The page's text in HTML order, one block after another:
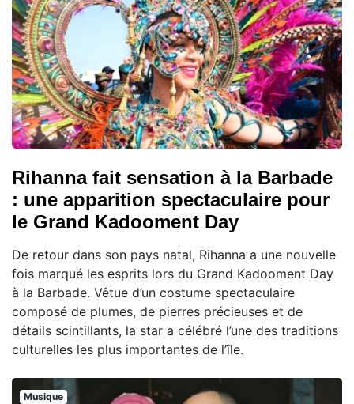
Rihanna fait sensation à la Barbade
: une apparition spectaculaire pour
le Grand Kadooment Day
De retour dans son pays natal, Rihanna a une nouvelle
fois marqué les esprits lors du Grand Kadooment Day
à la Barbade. Vêtue d’un costume spectaculaire
composé de plumes, de pierres précieuses et de
détails scintillants, la star a célébré l’une des traditions
culturelles les plus importantes de l’île.
Musique